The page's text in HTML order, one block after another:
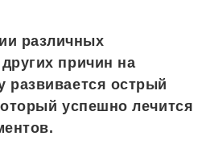
различных
причин на
развивается острый
успешно лечится